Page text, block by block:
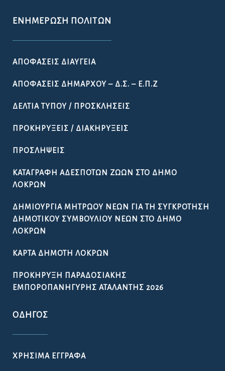
ΕΝΗΜΈΡΩΣΗ ΠΟΛΙΤΏΝ
ΑΠΟΦΆΣΕΙΣ ΔΙΑΎΓΕΙΑ
ΑΠΟΦΆΣΕΙΣ ΔΗΜΆΡΧΟΥ – Δ.Σ. – Ε.Π.Ζ
ΔΕΛΤΊΑ ΤΎΠΟΥ / ΠΡΟΣΚΛΉΣΕΙΣ
ΠΡΟΚΗΡΎΞΕΙΣ / ΔΙΑΚΗΡΎΞΕΙΣ
ΠΡΟΣΛΉΨΕΙΣ
ΚΑΤΑΓΡΑΦΉ ΑΔΈΣΠΟΤΩΝ ΖΏΩΝ ΣΤΟ ΔΉΜΟ
ΛΟΚΡΏΝ
ΔΗΜΙΟΥΡΓΊΑ ΜΗΤΡΏΟΥ ΝΈΩΝ ΓΙΑ ΤΗ ΣΥΓΚΡΌΤΗΣΗ
ΔΗΜΟΤΙΚΟΎ ΣΥΜΒΟΥΛΊΟΥ ΝΈΩΝ ΣΤΟ ΔΉΜΟ
ΛΟΚΡΏΝ
ΚΆΡΤΑ ΔΗΜΌΤΗ ΛΟΚΡΏΝ
ΠΡΟΚΉΡΥΞΗ ΠΑΡΑΔΟΣΙΑΚΉΣ
ΕΜΠΟΡΟΠΑΝΉΓΥΡΗΣ ΑΤΑΛΆΝΤΗΣ 2026
ΟΔΗΓΌΣ
ΧΡΉΣΙΜΑ ΈΓΓΡΑΦΑ